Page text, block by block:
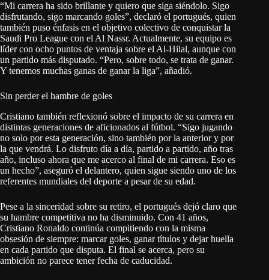
“Mi carrera ha sido brillante y quiero que siga siéndolo. Sigo
disfrutando, sigo marcando goles”, declaró el portugués, quien
también puso énfasis en el objetivo colectivo de conquistar la
Saudi Pro League con el Al Nassr. Actualmente, su equipo es
líder con ocho puntos de ventaja sobre el Al-Hilal, aunque con
un partido más disputado. “Pero, sobre todo, se trata de ganar.
Y tenemos muchas ganas de ganar la liga”, añadió.
Sin perder el hambre de goles
Cristiano también reflexionó sobre el impacto de su carrera en
distintas generaciones de aficionados al fútbol. “Sigo jugando
no solo por esta generación, sino también por la anterior y por
la que vendrá. Lo disfruto día a día, partido a partido, año tras
año, incluso ahora que me acerco al final de mi carrera. Eso es
un hecho”, aseguró el delantero, quien sigue siendo uno de los
referentes mundiales del deporte a pesar de su edad.
Pese a la sinceridad sobre su retiro, el portugués dejó claro que
su hambre competitiva no ha disminuido. Con 41 años,
Cristiano Ronaldo continúa compitiendo con la misma
obsesión de siempre: marcar goles, ganar títulos y dejar huella
en cada partido que disputa. El final se acerca, pero su
ambición no parece tener fecha de caducidad.